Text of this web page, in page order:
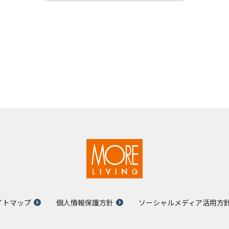
トマップ 個人情報保護方針 ソーシャルメディア活用方